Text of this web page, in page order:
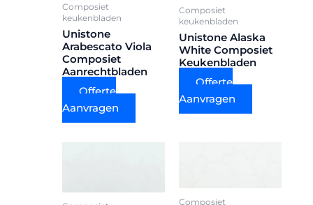
Composiet
keukenbladen
Unistone
Arabescato Viola
Composiet
Aanrechtbladen
Offerte
Aanvragen
Composiet
keukenbladen
Unistone Alaska
White Composiet
Keukenbladen
Offerte
Aanvragen
Composiet